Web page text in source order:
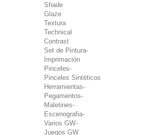
Shade
Glaze
Textura
Technical
Contrast
Set de Pintura-
Imprimación
Pinceles-
Pinceles Sintéticos
Herramientas-
Pegamentos-
Maletines-
Escenografia-
Varios GW-
Juegos GW